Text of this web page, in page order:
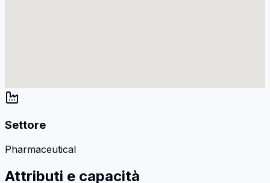
Settore
Pharmaceutical
Attributi e capacità